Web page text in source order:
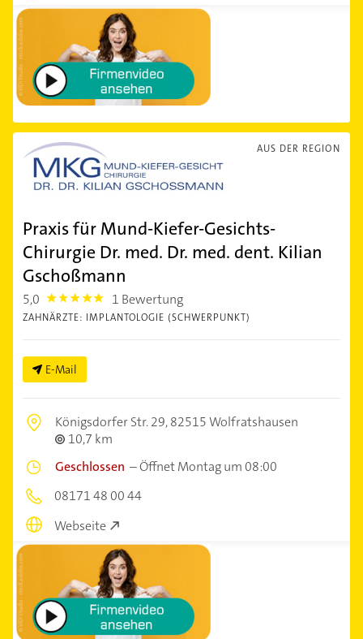
AUS DER REGION
Praxis für Mund-Kiefer-Gesichts-
Chirurgie Dr. med. Dr. med. dent. Kilian
Gschoßmann
5,0 5.0 1 Bewertung
ZAHNÄRZTE: IMPLANTOLOGIE (SCHWERPUNKT)
E-Mail
Königsdorfer Str. 29,82515 Wolfratshausen
10,7 km
Geschlossen –Öffnet Montag um 08:00
08171 48 00 44
Webseite